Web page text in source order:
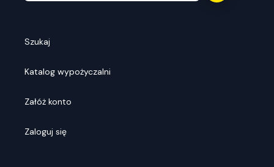
Szukaj
Katalog wypożyczalni
Załóż konto
Zaloguj się